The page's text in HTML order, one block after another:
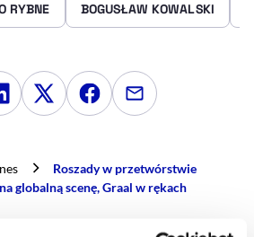
RYBNE BOGUSŁAW KOWALSKI
artykułu na LinkedIn
Udostępnij na Twitterze
Udostępnij na
Udostępnij
Roszady w przetwórstwie
globalną scenę, Graal w rękach